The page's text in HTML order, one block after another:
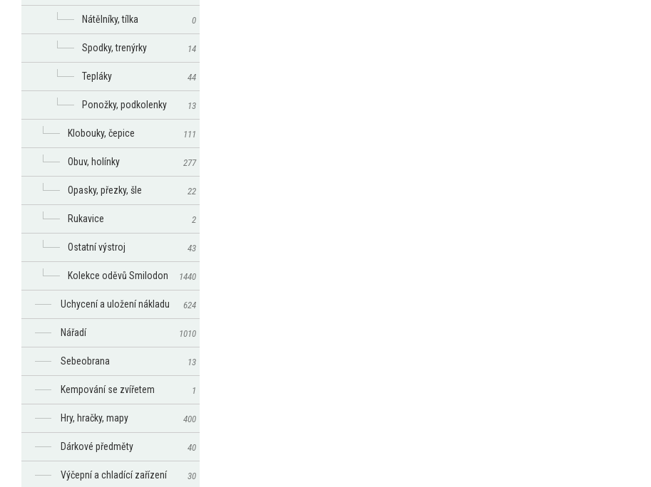
Nátělníky, tílka 0
Spodky, trenýrky 14
Tepláky 44
Ponožky, podkolenky 13
Klobouky, čepice 111
Obuv, holínky 277
Opasky, přezky, šle 22
Rukavice 2
Ostatní výstroj 43
Kolekce oděvů Smilodon 1440
Uchycení a uložení nákladu 624
Nářadí 1010
Sebeobrana 13
Kempování se zvířetem 1
Hry, hračky, mapy 400
Dárkové předměty 40
Výčepní a chladící zařízení 30